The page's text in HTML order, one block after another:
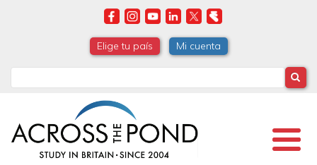
Elige tu país Mi cuenta